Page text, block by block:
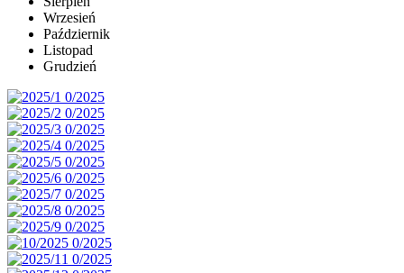
Wrzesień
Październik
Listopad
Grudzień